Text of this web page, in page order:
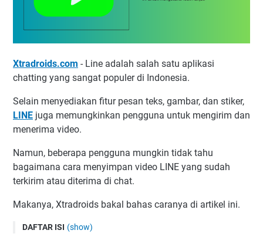
Xtradroids.com - Line adalah salah satu aplikasi
chatting yang sangat populer di Indonesia.
Selain menyediakan fitur pesan teks, gambar, dan stiker,
LINE juga memungkinkan pengguna untuk mengirim dan
menerima video.
Namun, beberapa pengguna mungkin tidak tahu
bagaimana cara menyimpan video LINE yang sudah
terkirim atau diterima di chat.
Makanya, Xtradroids bakal bahas caranya di artikel ini.
DAFTAR ISI (show)